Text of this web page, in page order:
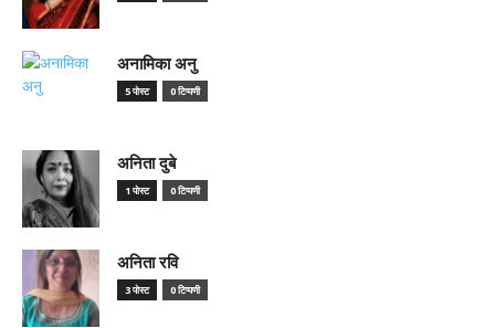
अनामिका अनु
5 पोस्ट 0 टिप्पणी
अनिता दुबे
1 पोस्ट 0 टिप्पणी
अनिता रवि
3 पोस्ट 0 टिप्पणी